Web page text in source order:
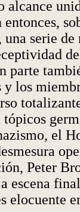
alcance
serie
parte
y los
el
Peter
escena
elocuente